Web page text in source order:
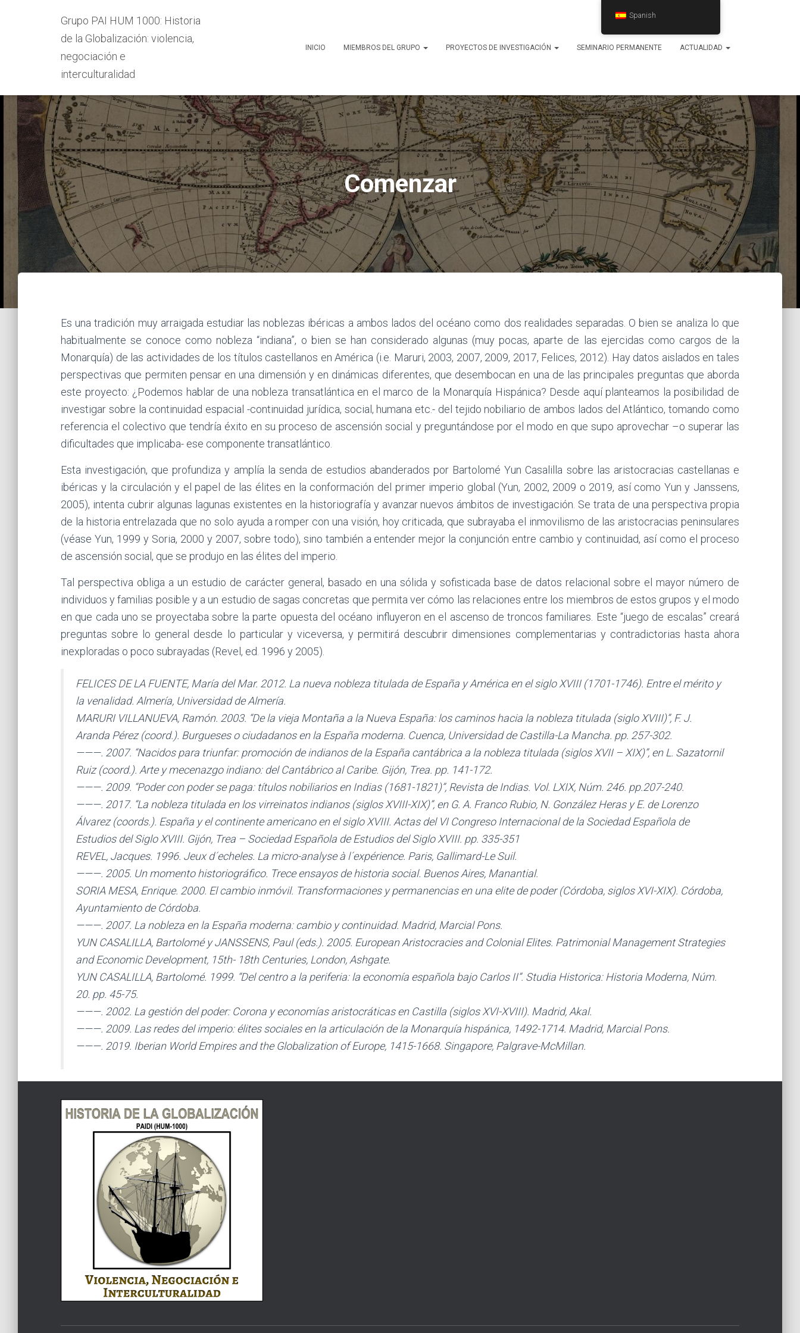
Grupo PAI HUM 1000: Historia
de la Globalización: violencia,
negociación e
interculturalidad
INICIO MIEMBROS DEL GRUPO PROYECTOS DE INVESTIGACIÓN SEMINARIO PERMANENTE ACTUALIDAD
Comenzar
Es una tradición muy arraigada estudiar las noblezas ibéricas a ambos lados del océano como dos realidades separadas. O bien se analiza lo que
habitualmente se conoce como nobleza “indiana”, o bien se han considerado algunas (muy pocas, aparte de las ejercidas como cargos de la
Monarquía) de las actividades de los títulos castellanos en América (i.e. Maruri, 2003, 2007, 2009, 2017, Felices, 2012). Hay datos aislados en tales
perspectivas que permiten pensar en una dimensión y en dinámicas diferentes, que desembocan en una de las principales preguntas que aborda
este proyecto: ¿Podemos hablar de una nobleza transatlántica en el marco de la Monarquía Hispánica? Desde aquí planteamos la posibilidad de
investigar sobre la continuidad espacial -continuidad jurídica, social, humana etc.- del tejido nobiliario de ambos lados del Atlántico, tomando como
referencia el colectivo que tendría éxito en su proceso de ascensión social y preguntándose por el modo en que supo aprovechar –o superar las
dificultades que implicaba- ese componente transatlántico.
Esta investigación, que profundiza y amplía la senda de estudios abanderados por Bartolomé Yun Casalilla sobre las aristocracias castellanas e
ibéricas y la circulación y el papel de las élites en la conformación del primer imperio global (Yun, 2002, 2009 o 2019, así como Yun y Janssens,
2005), intenta cubrir algunas lagunas existentes en la historiografía y avanzar nuevos ámbitos de investigación. Se trata de una perspectiva propia
de la historia entrelazada que no solo ayuda a romper con una visión, hoy criticada, que subrayaba el inmovilismo de las aristocracias peninsulares
(véase Yun, 1999 y Soria, 2000 y 2007, sobre todo), sino también a entender mejor la conjunción entre cambio y continuidad, así como el proceso
de ascensión social, que se produjo en las élites del imperio.
Tal perspectiva obliga a un estudio de carácter general, basado en una sólida y sofisticada base de datos relacional sobre el mayor número de
individuos y familias posible y a un estudio de sagas concretas que permita ver cómo las relaciones entre los miembros de estos grupos y el modo
en que cada uno se proyectaba sobre la parte opuesta del océano influyeron en el ascenso de troncos familiares. Este “juego de escalas” creará
preguntas sobre lo general desde lo particular y viceversa, y permitirá descubrir dimensiones complementarias y contradictorias hasta ahora
inexploradas o poco subrayadas (Revel, ed. 1996 y 2005).
FELICES DE LA FUENTE, María del Mar. 2012. La nueva nobleza titulada de España y América en el siglo XVIII (1701-1746). Entre el mérito y
la venalidad. Almería, Universidad de Almería.
MARURI VILLANUEVA, Ramón. 2003. “De la vieja Montaña a la Nueva España: los caminos hacia la nobleza titulada (siglo XVIII)”, F. J.
Aranda Pérez (coord.). Burgueses o ciudadanos en la España moderna. Cuenca, Universidad de Castilla-La Mancha. pp. 257-302.
———. 2007. “Nacidos para triunfar: promoción de indianos de la España cantábrica a la nobleza titulada (siglos XVII – XIX)”, en L. Sazatornil
Ruiz (coord.). Arte y mecenazgo indiano: del Cantábrico al Caribe. Gijón, Trea. pp. 141-172.
———. 2009. “Poder con poder se paga: títulos nobiliarios en Indias (1681-1821)”, Revista de Indias. Vol. LXIX, Núm. 246. pp.207-240.
———. 2017. “La nobleza titulada en los virreinatos indianos (siglos XVIII-XIX)”, en G. A. Franco Rubio, N. González Heras y E. de Lorenzo
Álvarez (coords.). España y el continente americano en el siglo XVIII. Actas del VI Congreso Internacional de la Sociedad Española de
Estudios del Siglo XVIII. Gijón, Trea – Sociedad Española de Estudios del Siglo XVIII. pp. 335-351
REVEL, Jacques. 1996. Jeux d´echeles. La micro-analyse à l´expérience. Paris, Gallimard-Le Suil.
———. 2005. Un momento historiográfico. Trece ensayos de historia social. Buenos Aires, Manantial.
SORIA MESA, Enrique. 2000. El cambio inmóvil. Transformaciones y permanencias en una elite de poder (Córdoba, siglos XVI-XIX). Córdoba,
Ayuntamiento de Córdoba.
———. 2007. La nobleza en la España moderna: cambio y continuidad. Madrid, Marcial Pons.
YUN CASALILLA, Bartolomé y JANSSENS, Paul (eds.). 2005. European Aristocracies and Colonial Elites. Patrimonial Management Strategies
and Economic Development, 15th- 18th Centuries, London, Ashgate.
YUN CASALILLA, Bartolomé. 1999. “Del centro a la periferia: la economía española bajo Carlos II”. Studia Historica: Historia Moderna, Núm.
20. pp. 45-75.
———. 2002. La gestión del poder: Corona y economías aristocráticas en Castilla (siglos XVI-XVIII). Madrid, Akal.
———. 2009. Las redes del imperio: élites sociales en la articulación de la Monarquía hispánica, 1492-1714. Madrid, Marcial Pons.
———. 2019. Iberian World Empires and the Globalization of Europe, 1415-1668. Singapore, Palgrave-McMillan.
Spanish